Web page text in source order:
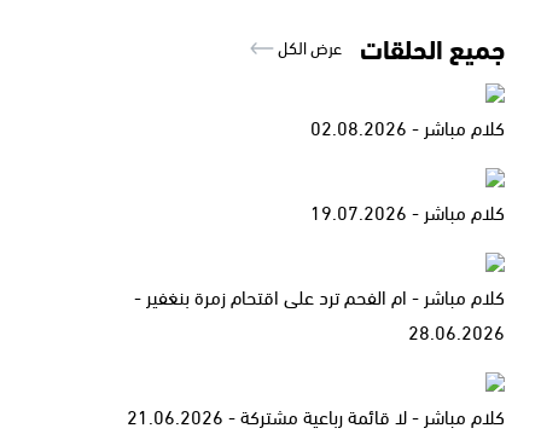
جميع الحلقات عرض الكل
كلام مباشر - 02.08.2026
كلام مباشر - 19.07.2026
كلام مباشر - ام الفحم ترد على اقتحام زمرة بنغفير -
28.06.2026
كلام مباشر - لا قائمة رباعية مشتركة - 21.06.2026